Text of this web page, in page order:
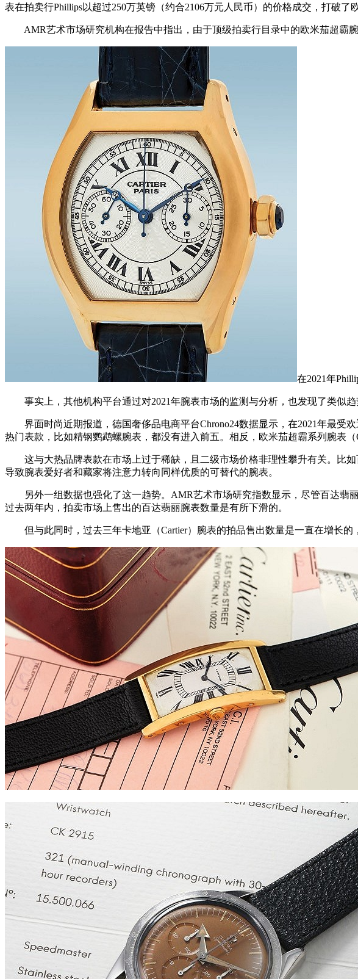
表在拍卖行Phillips以超过250万英镑（约合2106万元人民币）的价格成交，打破了
AMR艺术市场研究机构在报告中指出，由于顶级拍卖行目录中的欧米茄超霸腕
在2021年
事实上，其他机构平台通过对2021年腕表市场的监测与分析，也发现了类似趋
界面时尚近期报道，德国奢侈品电商平台Chrono24数据显示，在2021年最受
热门表款，比如精钢鹦鹉螺腕表，都没有进入前五。相反，欧米茄超霸系列腕表（
这与大热品牌表款在市场上过于稀缺，且二级市场价格非理性攀升有关。比如
导致腕表爱好者和藏家将注意力转向同样优质的可替代的腕表。
另外一组数据也强化了这一趋势。AMR艺术市场研究指数显示，尽管百达翡
过去两年内，拍卖市场上售出的百达翡丽腕表数量是有所下滑的。
但与此同时，过去三年卡地亚（Cartier）腕表的拍品售出数量是一直在增长的